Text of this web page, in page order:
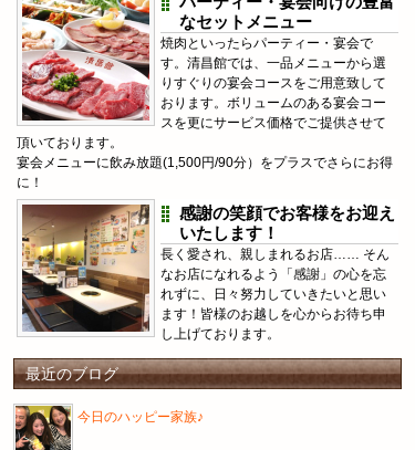
なセットメニュー
焼肉といったらパーティー・宴会で
す。清昌館では、一品メニューから選
りすぐりの宴会コースをご用意致して
おります。ボリュームのある宴会コー
スを更にサービス価格でご提供させて
頂いております。
宴会メニューに飲み放題(1,500円/90分）をプラスでさらにお得
に！
感謝の笑顔でお客様をお迎え
いたします！
長く愛され、親しまれるお店…… そん
なお店になれるよう「感謝」の心を忘
れずに、日々努力していきたいと思い
ます！皆様のお越しを心からお待ち申
し上げております。
最近のブログ
今日のハッピー家族♪